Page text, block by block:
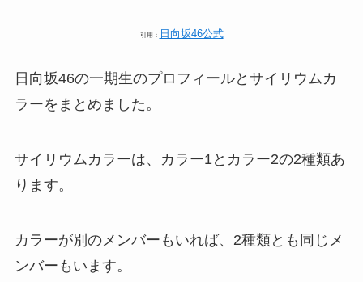
引用： 日向坂46公式
日向坂46の一期生のプロフィールとサイリウムカ
ラーをまとめました。
サイリウムカラーは、カラー1とカラー2の2種類あ
ります。
カラーが別のメンバーもいれば、2種類とも同じメ
ンバーもいます。